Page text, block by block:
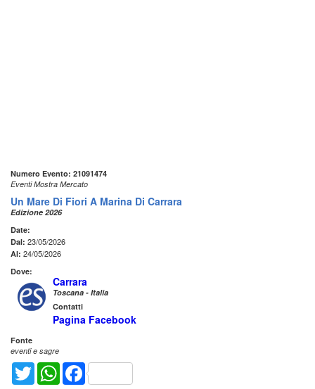
Numero Evento: 21091474
Eventi Mostra Mercato
Un Mare Di Fiori A Marina Di Carrara
Edizione 2026
Date:
Dal: 23/05/2026
Al: 24/05/2026
Dove:
Carrara
Toscana - Italia
Contatti
Pagina Facebook
Fonte
eventi e sagre
Twitter WhatsAppFacebook